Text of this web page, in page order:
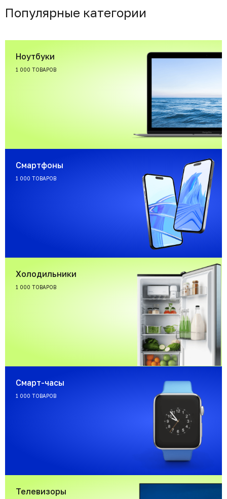
Популярные категории
Ноутбуки
1 000 ТОВАРОВ
Смартфоны
1 000 ТОВАРОВ
Холодильники
1 000 ТОВАРОВ
Смарт-часы
1 000 ТОВАРОВ
Телевизоры